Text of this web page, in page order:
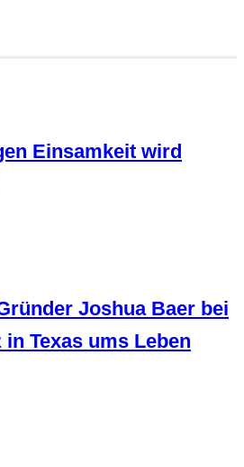
Einsamkeit wird
Joshua Baer bei
Texas ums Leben